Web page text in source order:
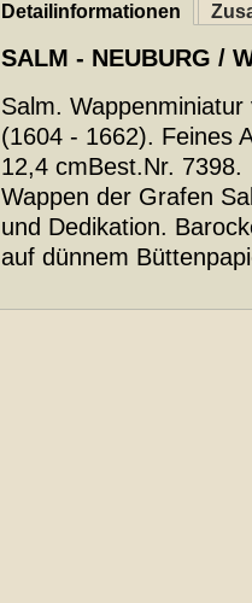
Detailinformationen
SALM - NEUBURG /
Salm.
(1604 - 1662). Feines
12,4 cmBest.Nr.
Wappen der Grafen
und Dedikation.
auf dünnem